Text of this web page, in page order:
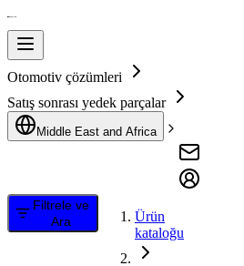
Otomotiv çözümleri
Satış sonrası yedek parçalar
Middle East and Africa
Filtrele ve
Ara
Ürün
kataloğu